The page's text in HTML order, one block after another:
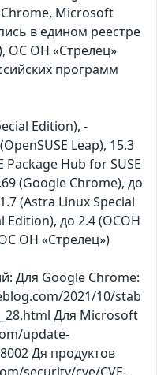
Chrome, Microsoft
в едином реестре
ОС ОН «Стрелец»
программ
Edition), -
Leap), 15.3
Package Hub for SUSE
(Google Chrome), до
(Astra Linux Special
Edition), до 2.4 (ОСОН
ОН «Стрелец»)
Для Google Chrome:
2021/10/stab
Для Microsoft
update-
Дя продуктов